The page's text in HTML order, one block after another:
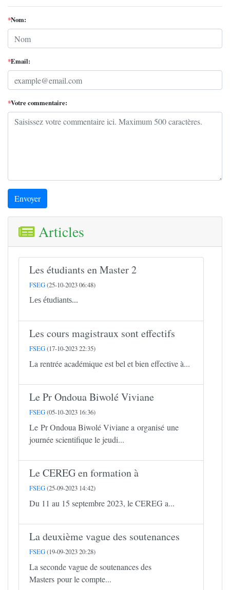
*Nom:
*Email:
*Votre commentaire:
Envoyer
Articles
Les étudiants en Master 2
FSEG(25-10-2023 06:48)
Les étudiants...
Les cours magistraux sont effectifs
FSEG(17-10-2023 22:35)
La rentrée académique est bel et bien effective à...
Le Pr Ondoua Biwolé Viviane
FSEG(05-10-2023 16:36)
Le Pr Ondoua Biwolé Viviane a organisé une
journée scientifique le jeudi...
Le CEREG en formation à
FSEG(25-09-2023 14:42)
Du 11 au 15 septembre 2023, le CEREG a...
La deuxième vague des soutenances
FSEG(19-09-2023 20:28)
La seconde vague de soutenances des
Masters pour le compte...